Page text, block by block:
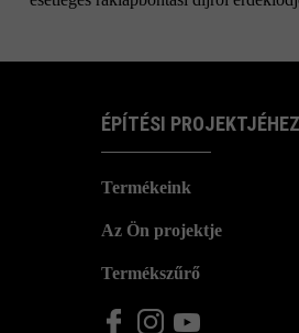
ÉPÍTÉSI PROJEKTJÉHEZ
Termékeink
Az Ön projektje
Termékszűrő